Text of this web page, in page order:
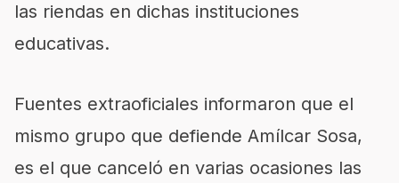
las riendas en dichas instituciones
educativas.
Fuentes extraoficiales informaron que el
mismo grupo que defiende Amílcar Sosa,
es el que canceló en varias ocasiones las